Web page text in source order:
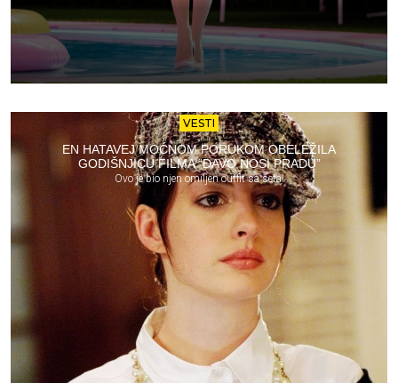
VESTI
EN HATAVEJ MOĆNOM PORUKOM OBELEŽILA
GODIŠNJICU FILMA “ĐAVO NOSI PRADU”
Ovo je bio njen omiljen outfit sa seta!